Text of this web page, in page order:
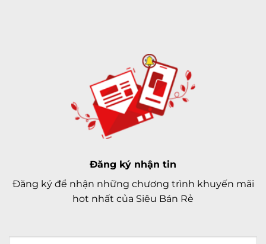
Đăng ký nhận tin
Đăng ký để nhận những chương trình khuyến mãi
hot nhất của Siêu Bán Rẻ